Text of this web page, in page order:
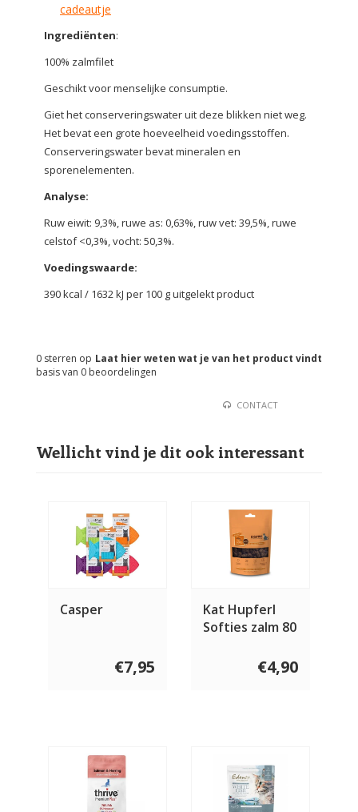
cadeautje
Ingrediënten:
100% zalmfilet
Geschikt voor menselijke consumptie.
Giet het conserveringswater uit deze blikken niet weg.
Het bevat een grote hoeveelheid voedingsstoffen.
Conserveringswater bevat mineralen en
sporenelementen.
Analyse:
Ruw eiwit: 9,3%, ruwe as: 0,63%, ruw vet: 39,5%, ruwe
celstof <0,3%, vocht: 50,3%.
Voedingswaarde:
390 kcal / 1632 kJ per 100 g uitgelekt product
Laat hier weten wat je van het product vindt
0 sterren op
basis van 0 beoordelingen
CONTACT
Wellicht vind je dit ook interessant
Casper
€7,95
Kat Hupferl
Softies zalm 80
€4,90